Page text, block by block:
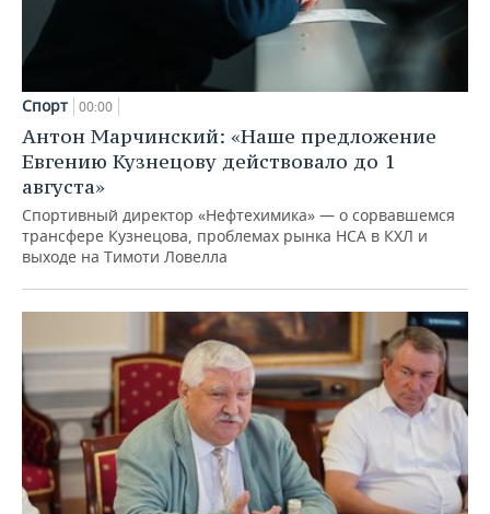
Спорт 00:00
Антон Марчинский: «Наше предложение
Евгению Кузнецову действовало до 1
августа»
Спортивный директор «Нефтехимика» — о сорвавшемся
трансфере Кузнецова, проблемах рынка НСА в КХЛ и
выходе на Тимоти Ловелла